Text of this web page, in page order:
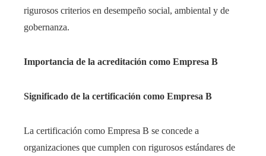
rigurosos criterios en desempeño social, ambiental y de
gobernanza.
Importancia de la acreditación como Empresa B
Significado de la certificación como Empresa B
La certificación como Empresa B se concede a
organizaciones que cumplen con rigurosos estándares de